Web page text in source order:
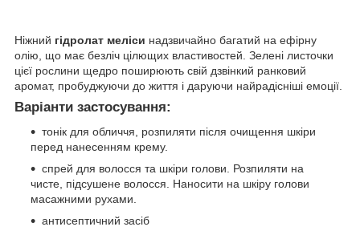
Ніжний гідролат меліси надзвичайно багатий на ефірну
олію, що має безліч цілющих властивостей. Зелені листочки
цієї рослини щедро поширюють свій дзвінкий ранковий
аромат, пробуджуючи до життя і даруючи найрадісніші емоції.
Варіанти застосування:
тонік для обличчя, розпиляти після очищення шкіри
перед нанесенням крему.
спрей для волосся та шкіри голови. Розпиляти на
чисте, підсушене волосся. Наносити на шкіру голови
масажними рухами.
антисептичний засіб